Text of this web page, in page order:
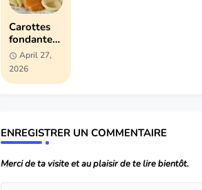
Carottes
fondantes
et
champigno
ns en
sauce
April 27,
2026
ENREGISTRER UN COMMENTAIRE
Merci de ta visite et au plaisir de te lire bientôt.